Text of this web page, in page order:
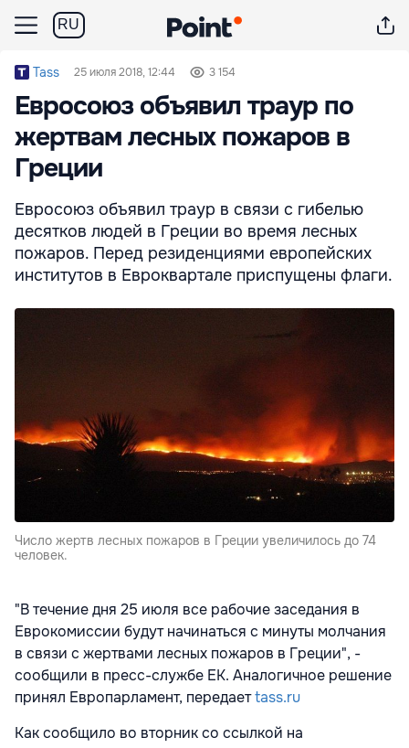
RU
Tass 25 июля 2018, 12:44 3 154
Евросоюз объявил траур по
жертвам лесных пожаров в
Греции
Евросоюз объявил траур в связи с гибелью
десятков людей в Греции во время лесных
пожаров. Перед резиденциями европейских
институтов в Евроквартале приспущены флаги.
Число жертв лесных пожаров в Греции увеличилось до 74
человек.
"В течение дня 25 июля все рабочие заседания в
Еврокомиссии будут начинаться с минуты молчания
в связи с жертвами лесных пожаров в Греции", -
сообщили в пресс-службе ЕК. Аналогичное решение
принял Европарламент, передаетtass.ru
Как сообщило во вторник со ссылкой на